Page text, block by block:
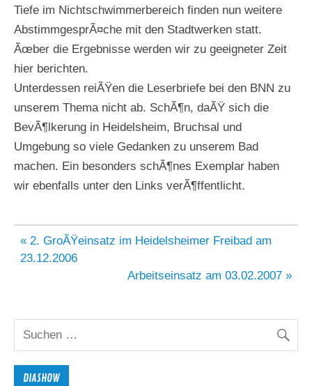
Tiefe im Nichtschwimmerbereich finden nun weitere
AbstimmgesprÃ¤che mit den Stadtwerken statt.
Ãœber die Ergebnisse werden wir zu geeigneter Zeit
hier berichten.
Unterdessen reiÃŸen die Leserbriefe bei den BNN zu
unserem Thema nicht ab. SchÃ¶n, daÃŸ sich die
BevÃ¶lkerung in Heidelsheim, Bruchsal und
Umgebung so viele Gedanken zu unserem Bad
machen. Ein besonders schÃ¶nes Exemplar haben
wir ebenfalls unter den Links verÃ¶ffentlicht.
Beitragsnavigation
« 2. GroÃŸeinsatz im Heidelsheimer Freibad am
23.12.2006
Arbeitseinsatz am 03.02.2007 »
DIASHOW